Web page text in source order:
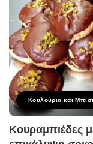
Κουλούρια και
Κουραμπιέδες